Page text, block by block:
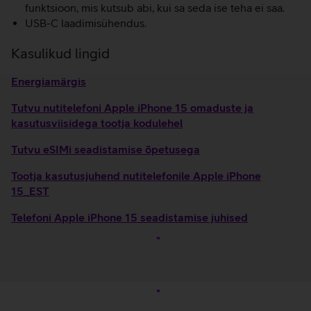
funktsioon, mis kutsub abi, kui sa seda ise teha ei saa.
USB-C laadimisühendus.
Kasulikud lingid
Energiamärgis
Tutvu nutitelefoni Apple iPhone 15 omaduste ja
kasutusviisidega tootja kodulehel
Tutvu eSIMi seadistamise õpetusega
Tootja kasutusjuhend nutitelefonile Apple iPhone
15_EST
Telefoni Apple iPhone 15 seadistamise juhised